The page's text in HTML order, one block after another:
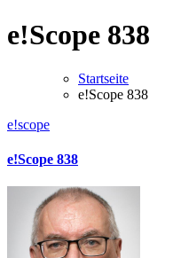
e!Scope 838
Startseite
e!Scope 838
e!scope
e!Scope 838